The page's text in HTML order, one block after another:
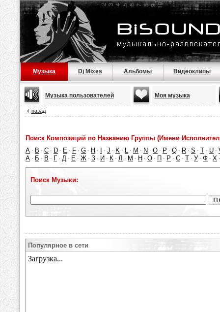
Музыка Dj Mixes Альбомы Видеоклипы
Музыка пользователей Моя музыка
назад
Поиск Композиций по Названию Группы (Имени
A · B · C · D · E · F · G · H · · J · K · L · M · N · O · P · Q · R · S · T · U ·
А · Б · В · Г · Д · Е · Ж · З · И · К · Л · М · Н · О · П · Р · С · Т · У · Ф · Х
Поиск Музыки:
Популярное в сети